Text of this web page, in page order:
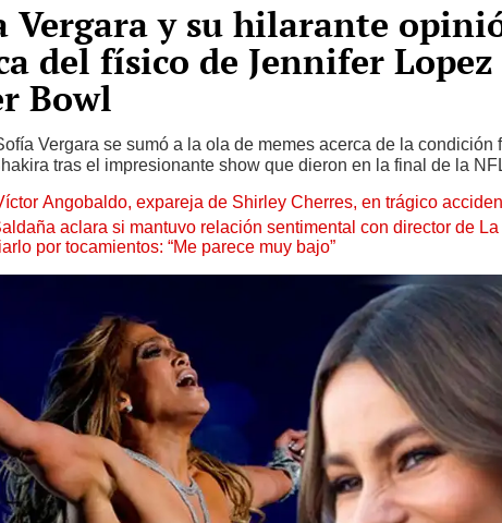
Vergara y su hilarante
del físico de Jennifer
Bowl
Vergara se sumó a la ola de memes acerca de la condición
tras el impresionante show que dieron en la final de la
Angobaldo, expareja de Shirley Cherres, en trágico
aclara si mantuvo relación sentimental con director de
por tocamientos: “Me parece muy bajo”